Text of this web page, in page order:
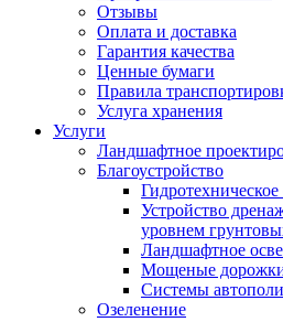
Отзывы
Оплата и доставка
Гарантия качества
Ценные бумаги
Правила
Услуга хранения
Услуги
Ландшафтное
Благоустройство
Гидротехническое
Устройство
уровнем
Ландшафтное
Мощеные
Системы
Озеленение